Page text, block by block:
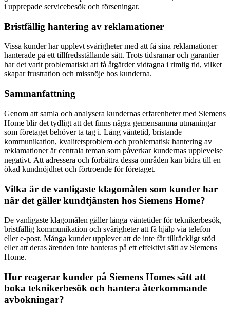
i upprepade servicebesök och förseningar.
Bristfällig hantering av reklamationer
Vissa kunder har upplevt svårigheter med att få sina reklamationer
hanterade på ett tillfredsställande sätt. Trots tidsramar och garantier
har det varit problematiskt att få åtgärder vidtagna i rimlig tid, vilket
skapar frustration och missnöje hos kunderna.
Sammanfattning
Genom att samla och analysera kundernas erfarenheter med Siemens
Home blir det tydligt att det finns några gemensamma utmaningar
som företaget behöver ta tag i. Lång väntetid, bristande
kommunikation, kvalitetsproblem och problematisk hantering av
reklamationer är centrala teman som påverkar kundernas upplevelse
negativt. Att adressera och förbättra dessa områden kan bidra till en
ökad kundnöjdhet och förtroende för företaget.
Vilka är de vanligaste klagomålen som kunder har
när det gäller kundtjänsten hos Siemens Home?
De vanligaste klagomålen gäller långa väntetider för teknikerbesök,
bristfällig kommunikation och svårigheter att få hjälp via telefon
eller e-post. Många kunder upplever att de inte får tillräckligt stöd
eller att deras ärenden inte hanteras på ett effektivt sätt av Siemens
Home.
Hur reagerar kunder på Siemens Homes sätt att
boka teknikerbesök och hantera återkommande
avbokningar?